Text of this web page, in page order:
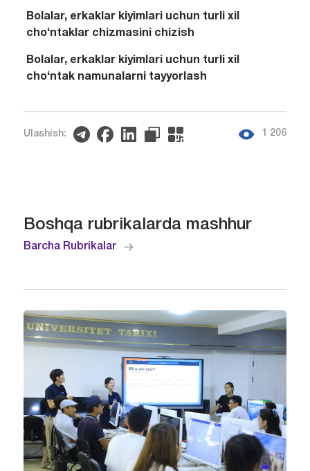
Bolalar, erkaklar kiyimlari uchun turli xil
cho‘ntaklar chizmasini chizish
Bolalar, erkaklar kiyimlari uchun turli xil
cho‘ntak namunalarni tayyorlash
Ulashish: 1 206
Boshqa rubrikalarda mashhur
Barcha Rubrikalar